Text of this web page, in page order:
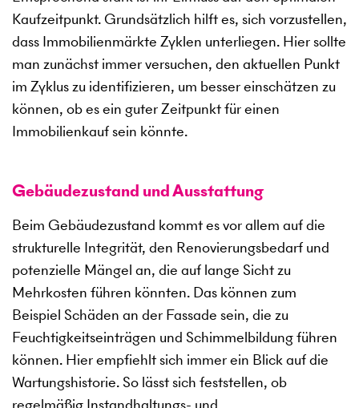
Kaufzeitpunkt. Grundsätzlich hilft es, sich vorzustellen,
dass Immobilienmärkte Zyklen unterliegen. Hier sollte
man zunächst immer versuchen, den aktuellen Punkt
im Zyklus zu identifizieren, um besser einschätzen zu
können, ob es ein guter Zeitpunkt für einen
Immobilienkauf sein könnte.
Gebäudezustand und Ausstattung
Beim Gebäudezustand kommt es vor allem auf die
strukturelle Integrität, den Renovierungsbedarf und
potenzielle Mängel an, die auf lange Sicht zu
Mehrkosten führen könnten. Das können zum
Beispiel Schäden an der Fassade sein, die zu
Feuchtigkeitseinträgen und Schimmelbildung führen
können. Hier empfiehlt sich immer ein Blick auf die
Wartungshistorie. So lässt sich feststellen, ob